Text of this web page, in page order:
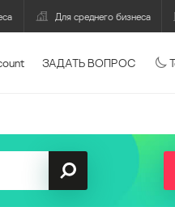
Для среднего бизнеса
ЗАДАТЬ ВОПРОС